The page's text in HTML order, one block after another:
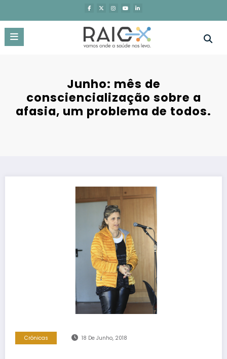
o
conteúdo
Junho: mês de
consciencialização sobre a
afasia, um problema de todos.
Crónicas 18 De Junho, 2018